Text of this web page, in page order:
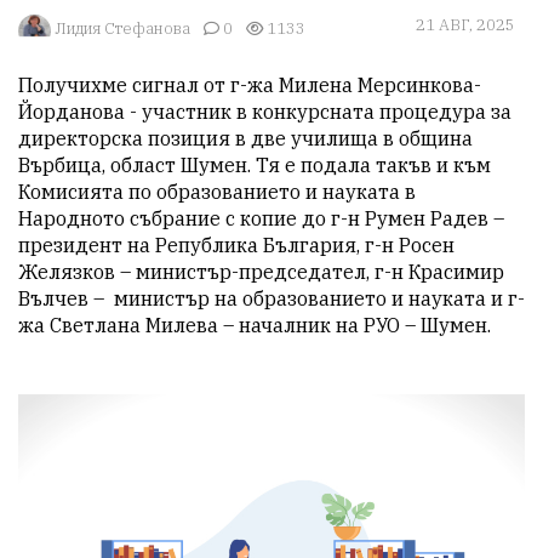
Лидия Стефанова 0 1133 21 АВГ, 2025
Получихме сигнал от г-жа Милена Мерсинкова-
Йорданова - участник в конкурсната процедура за
директорска позиция в две училища в община
Върбица, област Шумен. Тя е подала такъв и към
Комисията по образованието и науката в
Народното събрание с копие до г-н Румен Радев –
президент на Република България, г-н Росен
Желязков – министър-председател, г-н Красимир
Вълчев –  министър на образованието и науката и г-
жа Светлана Милева – началник на РУО – Шумен.